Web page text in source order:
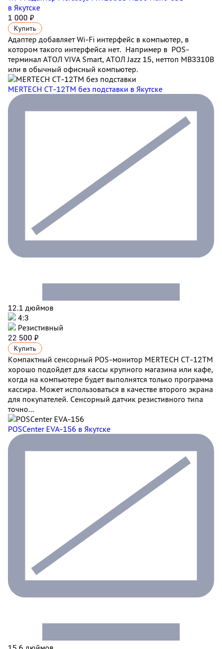
в Якутске
1 000 ₽
Купить
Адаптер добавляет Wi-Fi интерфейс в компьютер, в
котором такого интерфейса нет. Например в POS-
терминал АТОЛ VIVA Smart, АТОЛ Jazz 15, неттоп MB3310B
или в обычный офисный компьютер.
MERTECH CT-12ТM без подставки в Якутске
12.1 дюймов
4:3
Резистивный
22 500 ₽
Купить
Компактный сенсорный POS-монитор MERTECH CT-12ТM
хорошо подойдет для кассы крупного магазина или кафе,
когда на компьютере будет выполнятся только программа
кассира. Может использоваться в качестве второго экрана
для покупателей. Сенсорный датчик резистивного типа
точно...
POSCenter EVA-156 в Якутске